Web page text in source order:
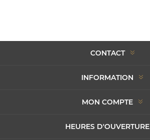
CONTACT
INFORMATION
MON COMPTE
HEURES D'OUVERTURE